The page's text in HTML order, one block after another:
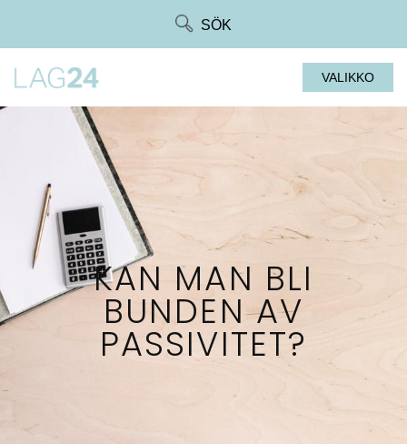
SÖK
VALIKKO
KAN MAN BLI
BUNDEN AV
PASSIVITET?